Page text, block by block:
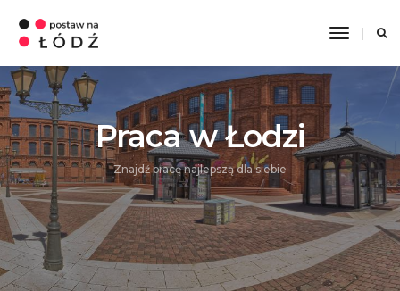
Toggle
Praca w Łodzi
Znajdź pracę najlepszą dla siebie